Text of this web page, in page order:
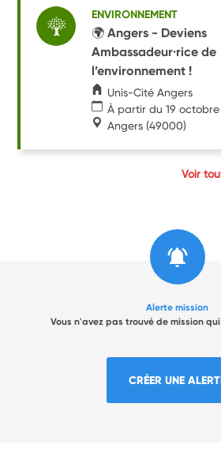
ENVIRONNEMENT
🌍 Angers - Deviens
Ambassadeur·rice de
l’environnement !
Unis-Cité Angers
À partir du 19 octobre
Angers (49000)
Voir
Alerte mission
Vous n'avez pas trouvé de mission
CRÉER UNE